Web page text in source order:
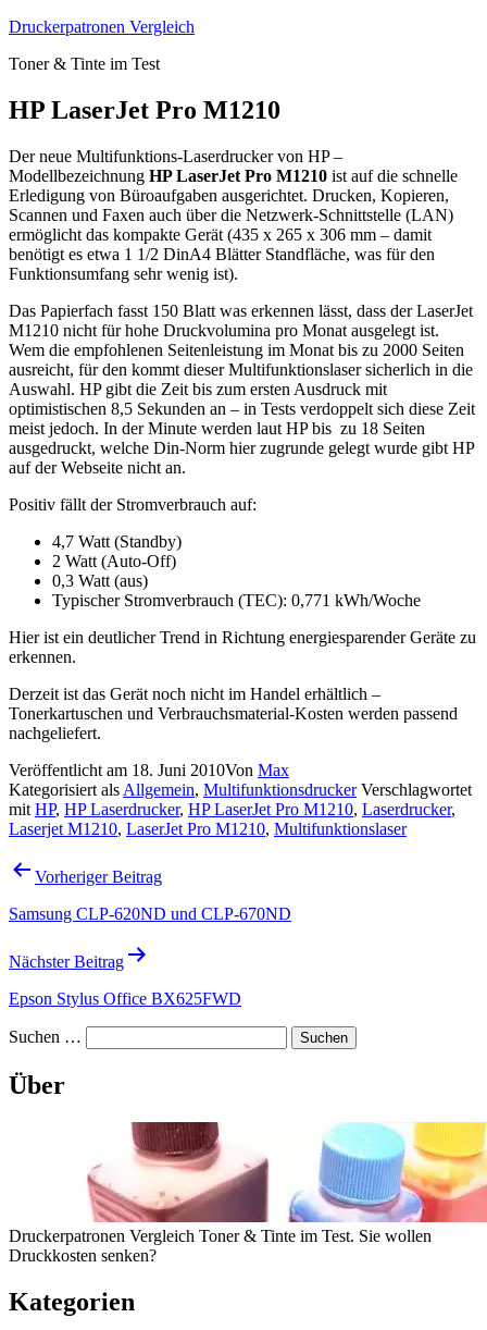
Zum
springen
Druckerpatronen Vergleich
Toner & Tinte im Test
HP LaserJet Pro M1210
Der neue Multifunktions-Laserdrucker von HP –
Modellbezeichnung HP LaserJet Pro M1210 ist auf die schnelle
Erledigung von Büroaufgaben ausgerichtet. Drucken, Kopieren,
Scannen und Faxen auch über die Netzwerk-Schnittstelle (LAN)
ermöglicht das kompakte Gerät (435 x 265 x 306 mm – damit
benötigt es etwa 1 1/2 DinA4 Blätter Standfläche, was für den
Funktionsumfang sehr wenig ist).
Das Papierfach fasst 150 Blatt was erkennen lässt, dass der LaserJet
M1210 nicht für hohe Druckvolumina pro Monat ausgelegt ist.
Wem die empfohlenen Seitenleistung im Monat bis zu 2000 Seiten
ausreicht, für den kommt dieser Multifunktionslaser sicherlich in die
Auswahl. HP gibt die Zeit bis zum ersten Ausdruck mit
optimistischen 8,5 Sekunden an – in Tests verdoppelt sich diese Zeit
meist jedoch. In der Minute werden laut HP bis zu 18 Seiten
ausgedruckt, welche Din-Norm hier zugrunde gelegt wurde gibt HP
auf der Webseite nicht an.
Positiv fällt der Stromverbrauch auf:
4,7 Watt (Standby)
2 Watt (Auto-Off)
0,3 Watt (aus)
Typischer Stromverbrauch (TEC): 0,771 kWh/Woche
Hier ist ein deutlicher Trend in Richtung energiesparender Geräte zu
erkennen.
Derzeit ist das Gerät noch nicht im Handel erhältlich –
Tonerkartuschen und Verbrauchsmaterial-Kosten werden passend
nachgeliefert.
Veröffentlicht am 18. Juni 2010Von Max
Kategorisiert als Allgemein, Multifunktionsdrucker Verschlagwortet
mit HP, HP Laserdrucker, HP LaserJet Pro M1210, Laserdrucker,
Laserjet M1210, LaserJet Pro M1210, Multifunktionslaser
Beitragsnavigation
Vorheriger Beitrag
Samsung CLP-620ND und CLP-670ND
Nächster Beitrag
Epson Stylus Office BX625FWD
Suchen …
Über
Druckerpatronen Vergleich Toner & Tinte im Test. Sie wollen
Druckkosten senken?
Kategorien